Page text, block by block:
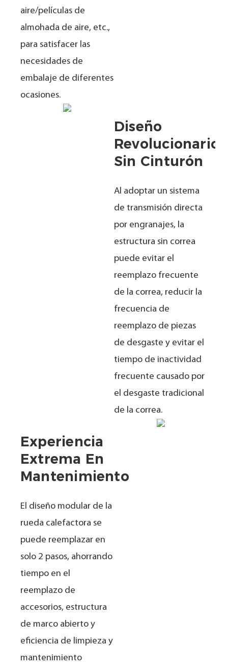
aire/películas de
almohada de aire, etc.,
para satisfacer las
necesidades de
embalaje de diferentes
ocasiones.
Diseño
Revolucionario
Sin Cinturón
Al adoptar un sistema
de transmisión directa
por engranajes, la
estructura sin correa
puede evitar el
reemplazo frecuente
de la correa, reducir la
frecuencia de
reemplazo de piezas
de desgaste y evitar el
tiempo de inactividad
frecuente causado por
el desgaste tradicional
de la correa.
Experiencia
Extrema En
Mantenimiento
El diseño modular de la
rueda calefactora se
puede reemplazar en
solo 2 pasos, ahorrando
tiempo en el
reemplazo de
accesorios, estructura
de marco abierto y
eficiencia de limpieza y
mantenimiento